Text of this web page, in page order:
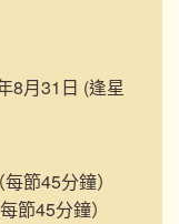
8月31日 (逢星
節45分鐘）
節45分鐘）